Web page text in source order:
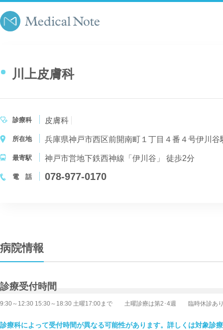
川上皮膚科
診療科 皮膚科
所在地 兵庫県神戸市西区前開南町１丁目４番４号伊川谷
最寄駅 神戸市営地下鉄西神線「伊川谷」 徒歩2分
電 話 078-977-0170
病院情報
診療受付時間
9:30～12:30 15:30～18:30 土曜17:00まで 土曜診療は第2･4週 臨時休診あ
診療科によって受付時間が異なる可能性があります。詳しくは対象診